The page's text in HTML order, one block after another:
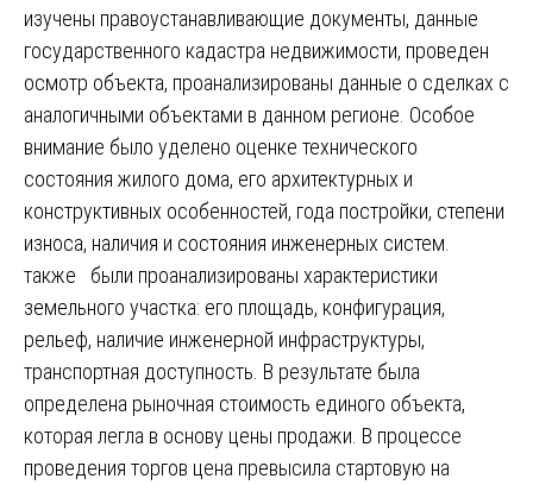
изучены правоустанавливающие документы, данные
государственного кадастра недвижимости, проведен
осмотр объекта, проанализированы данные о сделках с
аналогичными объектами в данном регионе. Особое
внимание было уделено оценке технического
состояния жилого дома, его архитектурных и
конструктивных особенностей, года постройки, степени
износа, наличия и состояния инженерных систем.
также были проанализированы характеристики
земельного участка: его площадь, конфигурация,
рельеф, наличие инженерной инфраструктуры,
транспортная доступность. В результате была
определена рыночная стоимость единого объекта,
которая легла в основу цены продажи. В процессе
проведения торгов цена превысила стартовую на